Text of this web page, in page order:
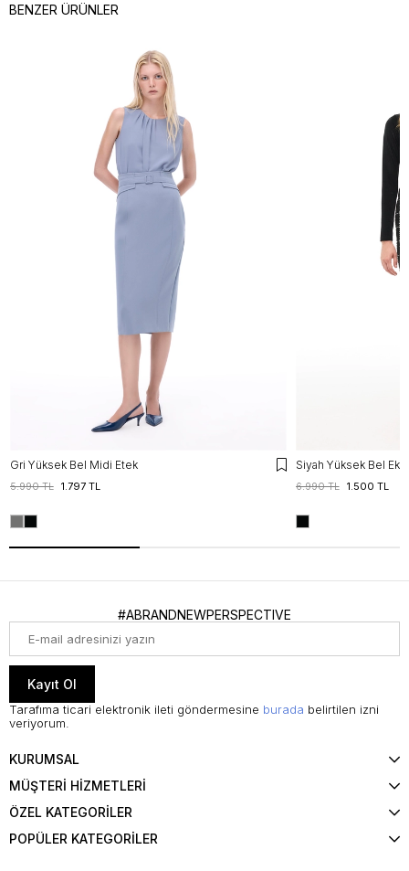
BENZER ÜRÜNLER
Gri Yüksek Bel Midi Etek
1.797 TL
5.990 TL
Siyah Yüksek Bel
1.500 TL
6.990 TL
#ABRANDNEWPERSPECTIVE
Kayıt Ol
Tarafıma ticari elektronik ileti göndermesine burada belirtilen izni
veriyorum.
KURUMSAL
MÜŞTERİ HİZMETLERİ
ÖZEL KATEGORİLER
POPÜLER KATEGORİLER